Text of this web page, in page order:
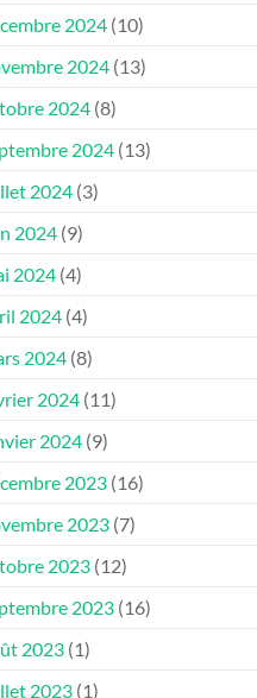
2024 (10)
2024 (13)
2024 (8)
2024 (13)
2024 (3)
2024 (9)
2024 (4)
2024 (4)
2024 (8)
2024 (11)
2024 (9)
2023 (16)
2023 (7)
2023 (12)
2023 (16)
2023 (1)
2023 (1)